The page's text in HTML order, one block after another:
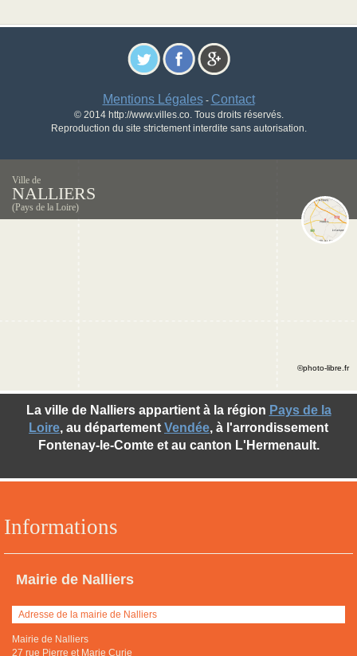
Mentions Légales- Contact
© 2014 http://www.villes.co. Tous droits réservés.
Reproduction du site strictement interdite sans autorisation.
Ville de
NALLIERS
(Pays de la Loire)
Informations
Mairie de Nalliers
Adresse de la mairie de Nalliers
Mairie de Nalliers
27 rue Pierre et Marie Curie
La ville de Nalliers appartient à la région Pays de la
Loire, au département Vendée, à l'arrondissement
Fontenay-le-Comte et au canton L'Hermenault.
©photo-libre.fr